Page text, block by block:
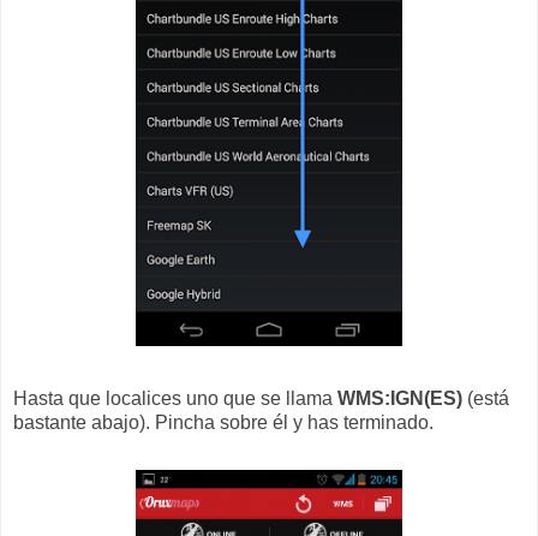
Hasta que localices uno que se llama WMS:IGN(ES) (está
bastante abajo). Pincha sobre él y has terminado.